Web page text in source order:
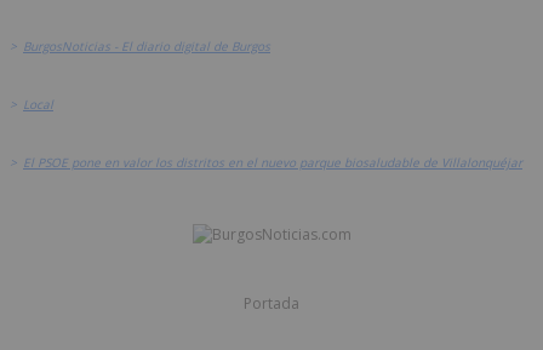
> BurgosNoticias - El diario digital de Burgos
> Local
> El PSOE pone en valor los distritos en el nuevo parque biosaludable de Villalonquéjar
Portada